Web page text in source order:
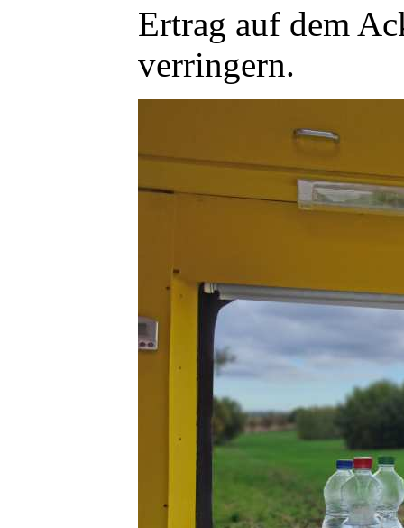
Ertrag auf dem
verringern.